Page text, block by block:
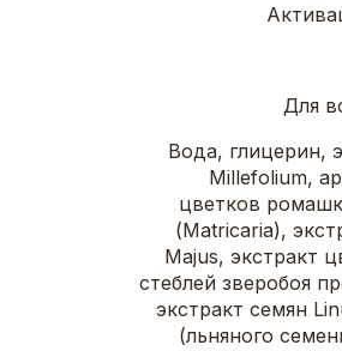
Для
Вода, глицерин,
Millefolium,
цветков
(Matricaria),
Majus, экстракт
стеблей зверобоя
экстракт семян
(льняного